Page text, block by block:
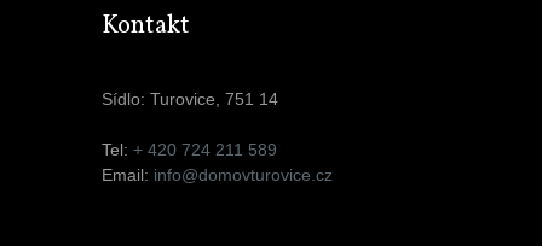
Kontakt
Sídlo: Turovice, 751 14
Tel: + 420 724 211 589
Email: info@domovturovice.cz